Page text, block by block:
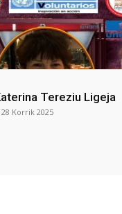
Tereziu Ligeja
28 Korrik 2025